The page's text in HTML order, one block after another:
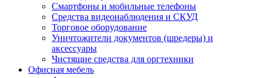
Смартфоны и мобильные телефоны
Средства видеонаблюдения и СКУД
Торговое оборудование
Уничтожители документов (шредеры) и
аксессуары
Чистящие средства для оргтехники
Офисная мебель